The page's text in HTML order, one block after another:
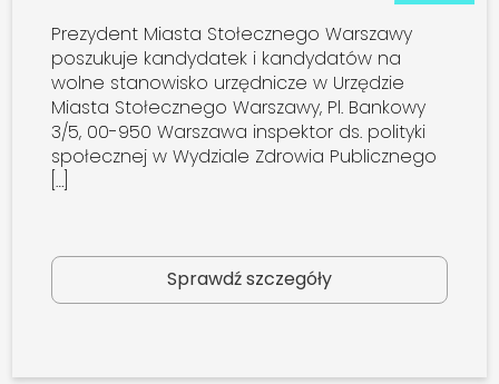
Prezydent Miasta Stołecznego Warszawy
poszukuje kandydatek i kandydatów na
wolne stanowisko urzędnicze w Urzędzie
Miasta Stołecznego Warszawy, Pl. Bankowy
3/5, 00-950 Warszawa inspektor ds. polityki
społecznej w Wydziale Zdrowia Publicznego
[…]
Sprawdź szczegóły